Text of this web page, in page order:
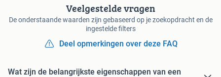
Veelgestelde vragen
De onderstaande waarden zijn gebaseerd op je zoekopdracht en de
ingestelde filters
Deel opmerkingen over deze FAQ
Wat zijn de belangrijkste eigenschappen van een